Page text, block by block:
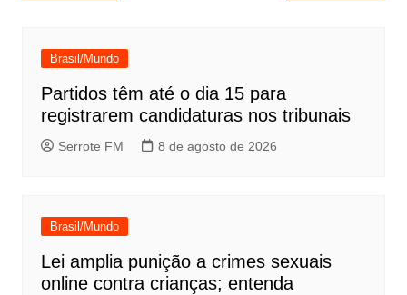
Brasil/Mundo
Partidos têm até o dia 15 para
registrarem candidaturas nos tribunais
Serrote FM 8 de agosto de 2026
Brasil/Mundo
Lei amplia punição a crimes sexuais
online contra crianças; entenda